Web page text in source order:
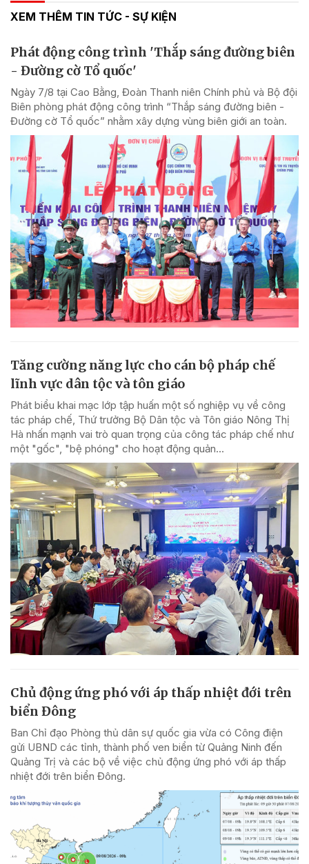
XEM THÊM TIN TỨC - SỰ KIỆN
Phát động công trình 'Thắp sáng đường biên
- Đường cờ Tổ quốc'
Ngày 7/8 tại Cao Bằng, Đoàn Thanh niên Chính phủ và Bộ đội
Biên phòng phát động công trình “Thắp sáng đường biên -
Đường cờ Tổ quốc” nhằm xây dựng vùng biên giới an toàn.
Tăng cường năng lực cho cán bộ pháp chế
lĩnh vực dân tộc và tôn giáo
Phát biểu khai mạc lớp tập huấn một số nghiệp vụ về công
tác pháp chế, Thứ trưởng Bộ Dân tộc và Tôn giáo Nông Thị
Hà nhấn mạnh vai trò quan trọng của công tác pháp chế như
một "gốc", "bệ phóng" cho hoạt động quản...
Chủ động ứng phó với áp thấp nhiệt đới trên
biển Đông
Ban Chỉ đạo Phòng thủ dân sự quốc gia vừa có Công điện
gửi UBND các tỉnh, thành phố ven biển từ Quảng Ninh đến
Quảng Trị và các bộ về việc chủ động ứng phó với áp thấp
nhiệt đới trên biển Đông.